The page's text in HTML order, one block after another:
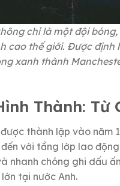
chỉ là một đội
cao thế giới. Được
xanh thành
Thành:
được thành lập vào năm
với tầng lớp lao
nhanh chóng ghi dấu
tại nước Anh.